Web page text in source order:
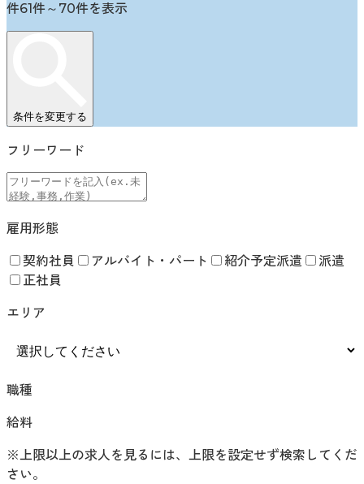
件61件～ 70件を表示
条件を変更する
フリーワード
雇用形態
契約社員 アルバイト・パート 紹介予定派遣
派遣
正社員
エリア
職種
給料
※上限以上の求人を見るには、上限を設定せず検索してくだ
さい。